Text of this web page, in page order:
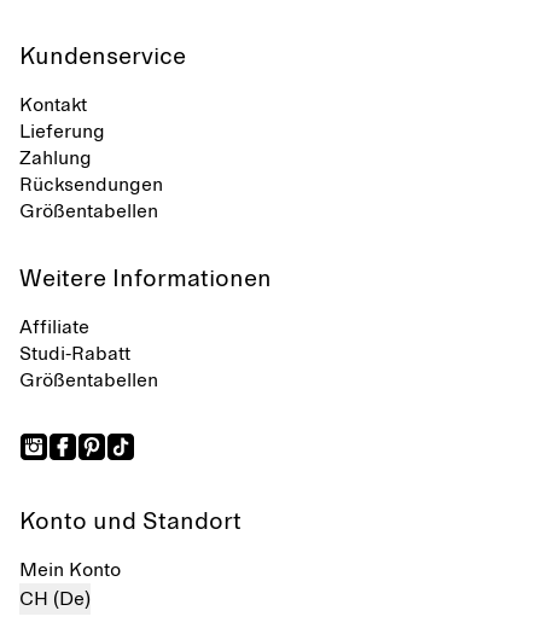
Kundenservice
Kontakt
Lieferung
Zahlung
Rücksendungen
Größentabellen
Weitere Informationen
Affiliate
Studi-Rabatt
Größentabellen
Konto und Standort
Mein Konto
CH (De)